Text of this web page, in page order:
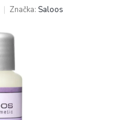
Značka: Saloos